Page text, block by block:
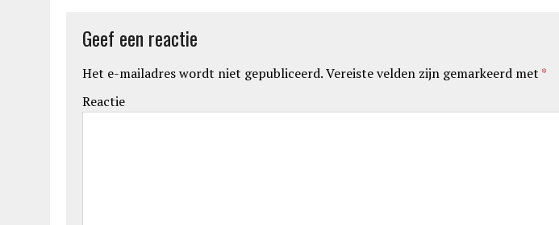
Geef een reactie
Het e-mailadres wordt niet gepubliceerd.Vereiste velden zijn gemarkeerd met *
Reactie